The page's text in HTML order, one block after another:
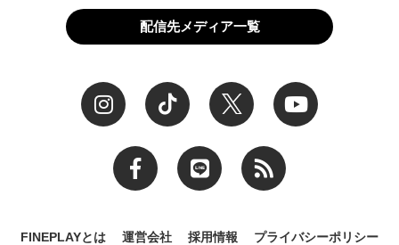
配信先メディア一覧
FINEPLAYとは 運営会社 採用情報 プライバシーポリシー